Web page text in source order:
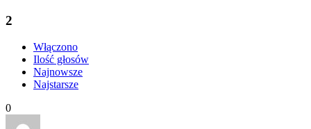
2
Włączono
Ilość głosów
Najnowsze
Najstarsze
0